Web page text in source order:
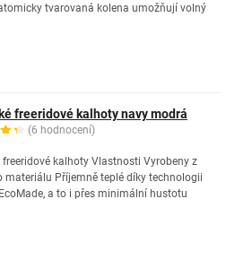
tvarovaná kolena umožňují volný
freeridové kalhoty navy modrá
(6 hodnocení)
freeridové kalhoty Vlastnosti Vyrobeny z
materiálu Příjemně teplé díky technologii
a to i přes minimální hustotu